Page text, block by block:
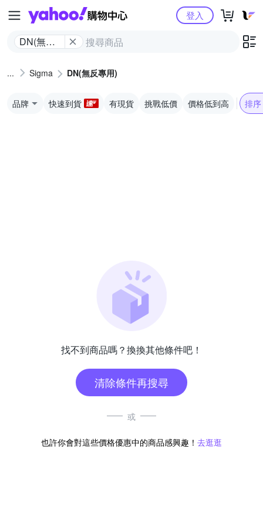
Yahoo購物中心
DN(無反
登入
Sigma DN(無反專用)
品牌 快速到貨 有現貨 挑戰低價 價格低到高 排序
找不到商品嗎？換換其他條件吧！
清除條件再搜尋
或
也許你會對這些價格優惠中的商品感興趣！ 去逛逛